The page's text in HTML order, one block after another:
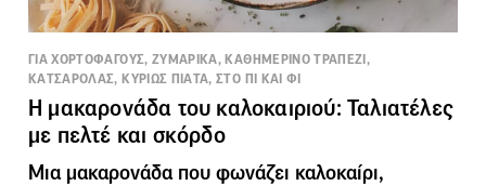
ΓΙΑ ΧΟΡΤΟΦΑΓΟΥΣ, ΖΥΜΑΡΙΚΑ, ΚΑΘΗΜΕΡΙΝΟ ΤΡΑΠΕΖΙ,
ΚΑΤΣΑΡΟΛΑΣ, ΚΥΡΙΩΣ ΠΙΑΤΑ, ΣΤΟ ΠΙ ΚΑΙ ΦΙ
Η μακαρονάδα του καλοκαιριού: Ταλιατέλες
με πελτέ και σκόρδο
Μια μακαρονάδα που φωνάζει καλοκαίρι,